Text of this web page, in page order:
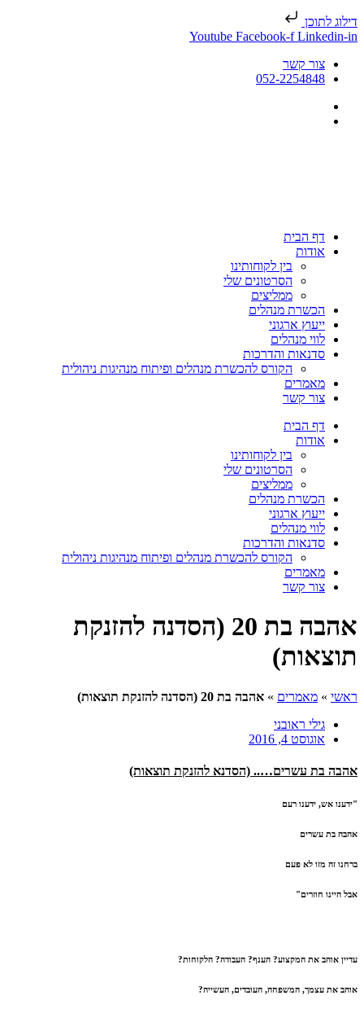
דילוג לתוכן
Youtube Facebook-f Linkedin-in
צור קשר
052-2254848
דף הבית
אודות
בין לקוחותינו
הסרטונים שלי
ממליצים
הכשרת מנהלים
ייעוץ ארגוני
לווי מנהלים
סדנאות והדרכות
הקורס להכשרת מנהלים ופיתוח מנהיגות ניהולית
מאמרים
צור קשר
דף הבית
אודות
בין לקוחותינו
הסרטונים שלי
ממליצים
הכשרת מנהלים
ייעוץ ארגוני
לווי מנהלים
סדנאות והדרכות
הקורס להכשרת מנהלים ופיתוח מנהיגות ניהולית
מאמרים
צור קשר
אהבה בת 20 (הסדנה להזנקת
תוצאות)
ראשי » מאמרים » אהבה בת 20 (הסדנה להזנקת תוצאות)
גילי ראובני
אוגוסט 4, 2016
אהבה בת עשרים….. (הסדנא להזנקת תוצאות)
"ידענו אש, ידענו רעם
אהבה בת עשרים
ברחנו זה מזו לא פעם
אבל היינו חוזרים"
עדיין אוהב את המקצוע? הענף? העבודה? הלקוחות?
אוהב את עצמך, המשפחה, העובדים, העשייה?